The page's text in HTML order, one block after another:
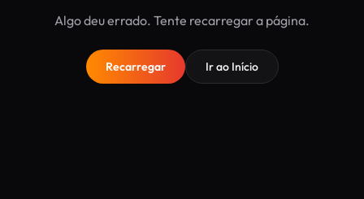
Algo deu errado. Tente recarregar a página.
Recarregar Ir ao Início